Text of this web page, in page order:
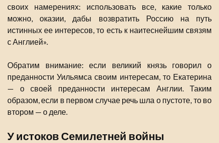
своих намерениях: использовать все, какие только
можно, оказии, дабы возвратить Россию на путь
истинных ее интересов, то есть к наитеснейшим связям
с Англией».
Обратим внимание: если великий князь говорил о
преданности Уильямса своим интересам, то Екатерина
— о своей преданности интересам Англии. Таким
образом, если в первом случае речь шла о пустоте, то во
втором — о деле.
У истоков Семилетней войны